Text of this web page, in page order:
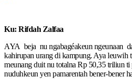
Ku: Rifdah Zalfaa
AYA beja nu ngabagéakeun ngeunaan
kahirupan urang di kampung. Aya leuwih
meunang duit nu totalna Rp 50,35 triliun ti
nuduhkeun yen pamarentah bener-bener